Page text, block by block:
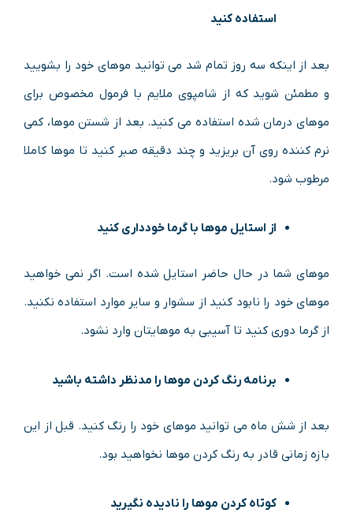
استفاده کنید
بعد از اینکه سه روز تمام شد می توانید موهای خود را بشویید
و مطمئن شوید که از شامپوی ملایم با فرمول مخصوص برای
موهای درمان شده استفاده می کنید. بعد از شستن موها، کمی
نرم کننده روی آن بریزید و چند دقیقه صبر کنید تا موها کاملا
مرطوب شود.
از استایل موها با گرما خودداری کنید
موهای شما در حال حاضر استایل شده است. اگر نمی خواهید
موهای خود را نابود کنید از سشوار و سایر موارد استفاده نکنید.
از گرما دوری کنید تا آسیبی به موهایتان وارد نشود.
برنامه رنگ کردن موها را مدنظر داشته باشید
بعد از شش ماه می توانید موهای خود را رنگ کنید. قبل از این
بازه زمانی قادر به رنگ کردن موها نخواهید بود.
کوتاه کردن موها را نادیده نگیرید